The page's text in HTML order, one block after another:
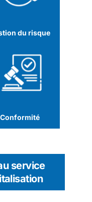
du risque
Conformité
service